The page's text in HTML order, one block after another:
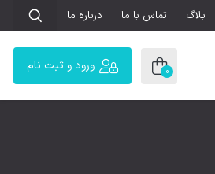
بلاگ تماس با ما درباره ما
0 ورود و ثبت نام